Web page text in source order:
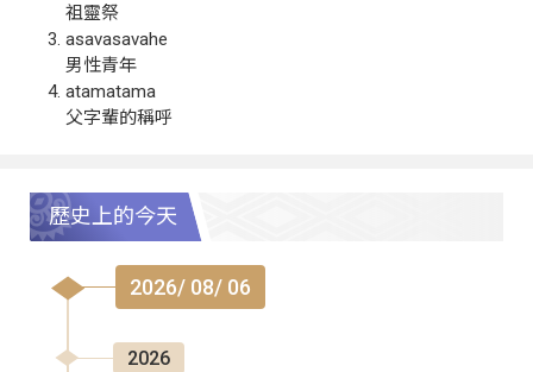
祖靈祭
asavasavahe
男性青年
atamatama
父字輩的稱呼
歷史上的今天
2026/ 08/ 06
2026